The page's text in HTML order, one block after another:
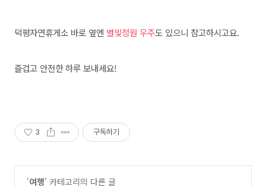
덕평자연휴게소 바로 옆엔 별빛정원 우주도 있으니 참고하시고요.
즐겁고 안전한 하루 보내세요!
3 구독하기
'여행' 카테고리의 다른 글